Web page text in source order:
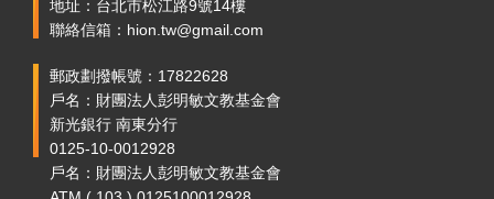
地址：台北市松江路9號14樓
聯絡信箱：hion.tw@gmail.com
郵政劃撥帳號：17822628
戶名：財團法人彭明敏文教基金會
新光銀行 南東分行
0125-10-0012928
戶名：財團法人彭明敏文教基金會